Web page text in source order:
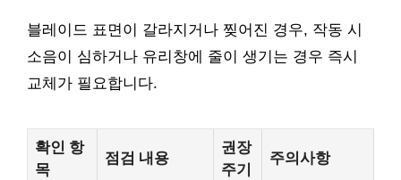
블레이드 표면이 갈라지거나 찢어진 경우, 작동 시
소음이 심하거나 유리창에 줄이 생기는 경우 즉시
교체가 필요합니다.
확인 항
목
점검 내용
권장
주기
주의사항